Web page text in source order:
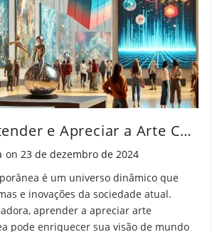
Como Entender e Apreciar a Arte Contemporânea
on Posted on
23 de dezembro de 2024
é um universo dinâmico que
e inovações da sociedade atual.
aprender a apreciar arte
pode enriquecer sua visão de mundo